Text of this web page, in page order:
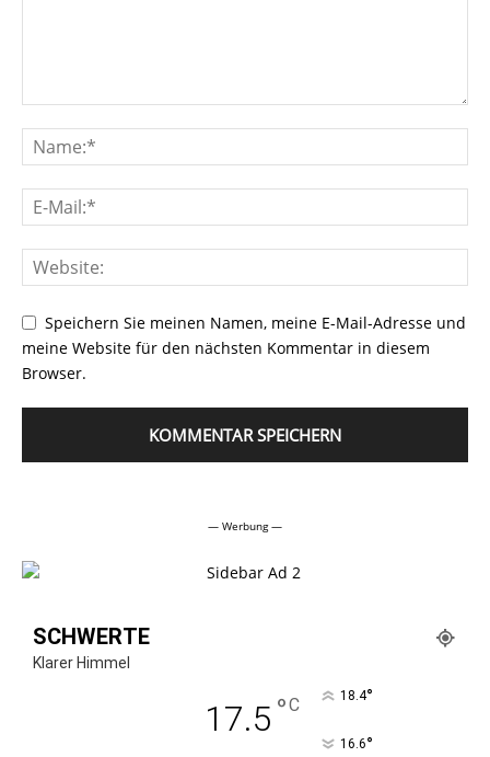
Speichern Sie meinen Namen, meine E-Mail-Adresse und
meine Website für den nächsten Kommentar in diesem
Browser.
— Werbung —
SCHWERTE
Klarer Himmel
17.5 °C 18.4°
16.6°